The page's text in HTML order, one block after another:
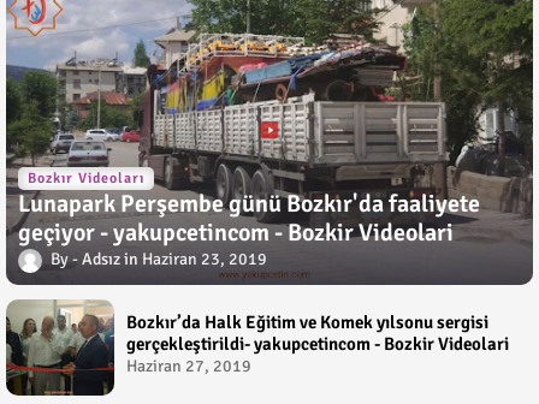
Bozkır Videoları
Lunapark Perşembe günü Bozkır'da faaliyete
geçiyor - yakupcetincom - Bozkir Videolari
Adsız Haziran 23, 2019
Bozkır’da Halk Eğitim ve Komek yılsonu sergisi
gerçekleştirildi- yakupcetincom - Bozkir Videolari
Haziran 27, 2019